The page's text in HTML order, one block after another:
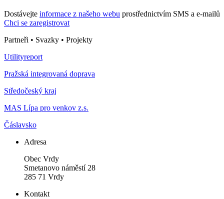
Dostávejte informace z našeho webu prostřednictvím SMS a e-mailů
Chci se zaregistrovat
Partneři • Svazky • Projekty
Utilityreport
Pražská integrovaná doprava
Středočeský kraj
MAS Lípa pro venkov z.s.
Čáslavsko
Adresa
Obec Vrdy
Smetanovo náměstí 28
285 71 Vrdy
Kontakt